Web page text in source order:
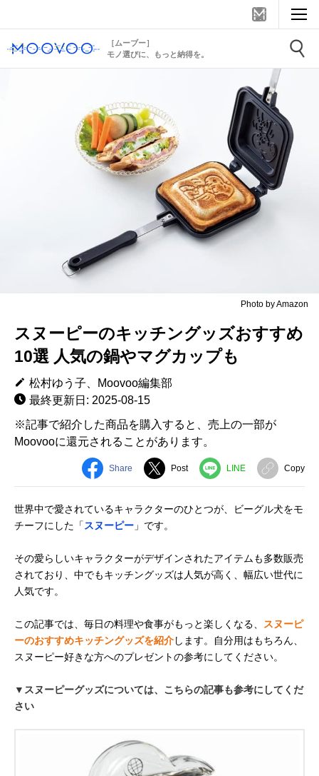
［ムーブー］
モノ選びに、もっと納得を。
Photo by Amazon
スヌーピーのキッチングッズおすすめ
10選 人気の鍋やマグカップも
松村ゆう子、Moovoo編集部
最終更新日: 2025-08-15
※記事で紹介した商品を購入すると、売上の一部が
Moovooに還元されることがあります。
Share Post LINE Copy
世界中で愛されているキャラクターのひとつが、ビーグル犬をモ
チーフにした「スヌーピー 」です。
その愛らしいキャラクターがデザインされたアイテムも多数販売
されており、中でもキッチングッズは人気が高く、幅広い世代に
人気です。
この記事では、毎日の料理や食事がもっと楽しくなる、 スヌーピ
ーのおすすめキッチングッズを紹介します。自分用はもちろん、
スヌーピー好きな方へのプレゼントの参考にしてください。
▼スヌーピーグッズについては、こちらの記事も参考にしてくだ
さい